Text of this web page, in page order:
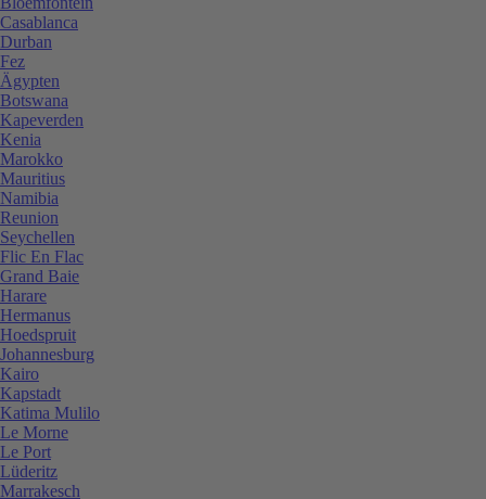
Casablanca
Durban
Fez
Ägypten
Botswana
Kapeverden
Kenia
Marokko
Mauritius
Namibia
Reunion
Seychellen
Flic En Flac
Grand Baie
Harare
Hermanus
Hoedspruit
Johannesburg
Kairo
Kapstadt
Katima Mulilo
Le Morne
Le Port
Lüderitz
Marrakesch